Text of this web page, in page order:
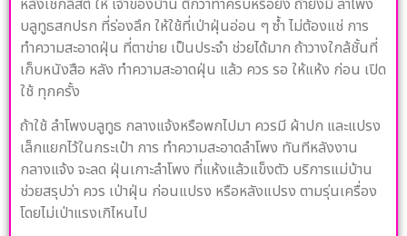
หลังเช็กลิสต์ ให้ เจ้าของบ้าน ติ๊กว่าทำครบหรือยัง ถ้ายังมี ลำโพง
บลูทูธสกปรก ที่ร่องลึก ให้ใช้ที่เป่าฝุ่นอ่อน ๆ ซ้ำ ไม่ต้องแช่ การ
ทำความสะอาดฝุ่น ที่ตาข่าย เป็นประจำ ช่วยได้มาก ถ้าวางใกล้ชั้นที่
เก็บหนังสือ หลัง ทำความสะอาดฝุ่น แล้ว ควร รอ ให้แห้ง ก่อน เปิด
ใช้ ทุกครั้ง
ถ้าใช้ ลำโพงบลูทูธ กลางแจ้งหรือพกไปมา ควรมี ผ้าปก และแปรง
เล็กแยกไว้ในกระเป๋า การ ทำความสะอาดลำโพง ทันทีหลังงาน
กลางแจ้ง จะลด ฝุ่นเกาะลำโพง ที่แห้งแล้วแข็งตัว บริการแม่บ้าน
ช่วยสรุปว่า ควร เป่าฝุ่น ก่อนแปรง หรือหลังแปรง ตามรุ่นเครื่อง
โดยไม่เป่าแรงเกิไหนไป